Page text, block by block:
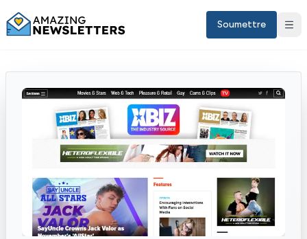
Soumettre
Sign in